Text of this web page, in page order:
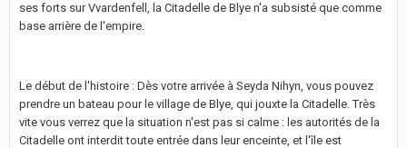
ses forts sur Vvardenfell, la Citadelle de Blye n'a subsisté que comme
base arrière de l'empire.
Le début de l'histoire : Dès votre arrivée à Seyda Nihyn, vous pouvez
prendre un bateau pour le village de Blye, qui jouxte la Citadelle. Très
vite vous verrez que la situation n'est pas si calme : les autorités de la
Citadelle ont interdit toute entrée dans leur enceinte, et l'île est